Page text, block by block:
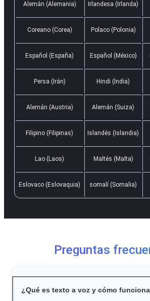
Alemán (Alemania) Irlandesa (Irlanda)
Coreano (Corea) Polaco (Polonia)
Español (España) Español (México)
Persa (Irán) Hindi (India)
Alemán (Austria) Alemán (Suiza)
Filipino (Filipinas) Islandés (Islandia)
Lao (Laos) Maltés (Malta)
Eslovaco (Eslovaquia) somalí (Somalia)
Preguntas
¿Qué es texto a voz y cómo